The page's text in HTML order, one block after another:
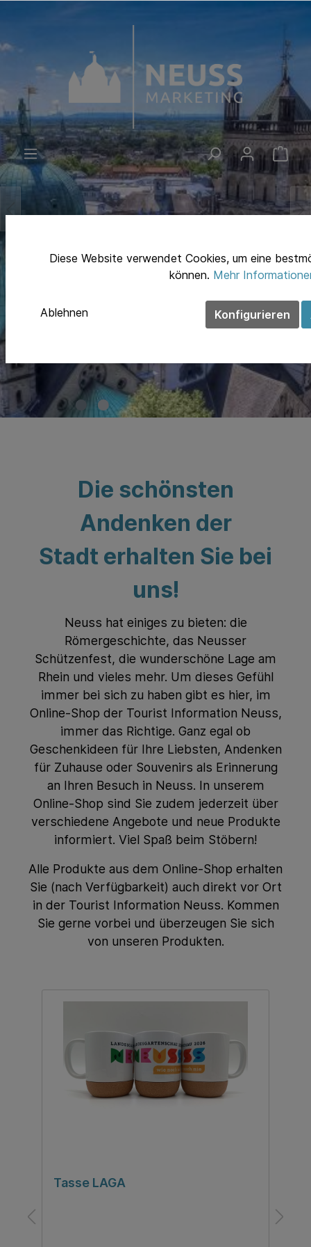
Die schönsten
Andenken der
Stadt erhalten Sie bei
uns!
Neuss hat einiges zu bieten: die
Römergeschichte, das Neusser
Schützenfest, die wunderschöne Lage am
Rhein und vieles mehr. Um dieses Gefühl
immer bei sich zu haben gibt es hier, im
Online-Shop der Tourist Information Neuss,
immer das Richtige. Ganz egal ob
Geschenkideen für Ihre Liebsten, Andenken
für Zuhause oder Souvenirs als Erinnerung
an Ihren Besuch in Neuss. In unserem
Online-Shop sind Sie zudem jederzeit über
verschiedene Angebote und neue Produkte
informiert. Viel Spaß beim Stöbern!
Alle Produkte aus dem Online-Shop erhalten
Sie (nach Verfügbarkeit) auch direkt vor Ort
in der Tourist Information Neuss. Kommen
Sie gerne vorbei und überzeugen Sie sich
von unseren Produkten.
Tasse LAGA
Diese Website verwendet Cookies, um eine
können. Mehr
Ablehnen Konfigurieren